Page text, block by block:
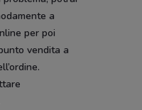
a
per poi
vendita a